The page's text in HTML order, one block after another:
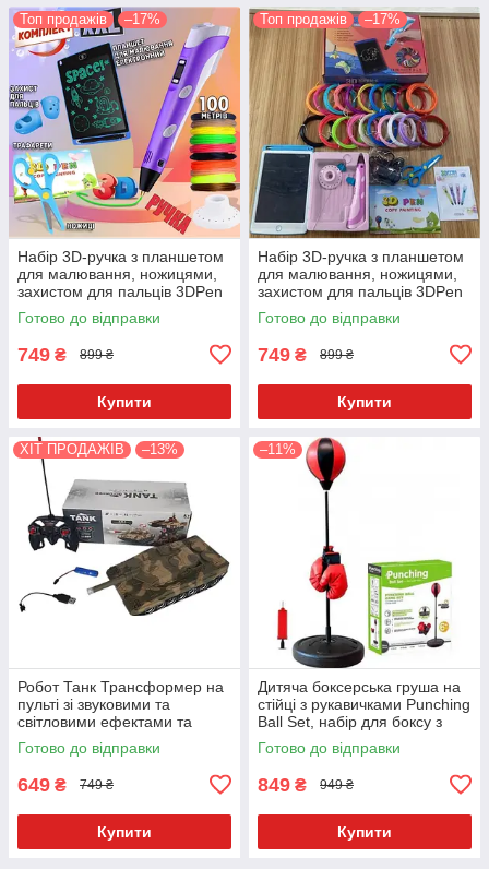
Топ продажів –17%
Набір 3D-ручка з планшетом
для малювання, ножицями,
захистом для пальців 3DPen
6 + 100 метрів різнобарвного
PLA пластику
Готово до відправки
749 ₴ 899 ₴
Купити
Топ продажів –17%
Набір 3D-ручка з планшетом
для малювання, ножицями,
захистом для пальців 3DPen
6 + 100 метрів різнобарвного
Готово до відправки
749 ₴ 899 ₴
Купити
ХІТ ПРОДАЖІВ –13%
Робот Танк Трансформер на
пульті зі звуковими та
світловими ефектами та
обертанням на 360°
Готово до відправки
649 ₴ 749 ₴
Купити
–11%
Дитяча боксерська груша на
стійці з рукавичками Punching
Ball Set, набір для боксу з
пружиною
Готово до відправки
849 ₴ 949 ₴
Купити